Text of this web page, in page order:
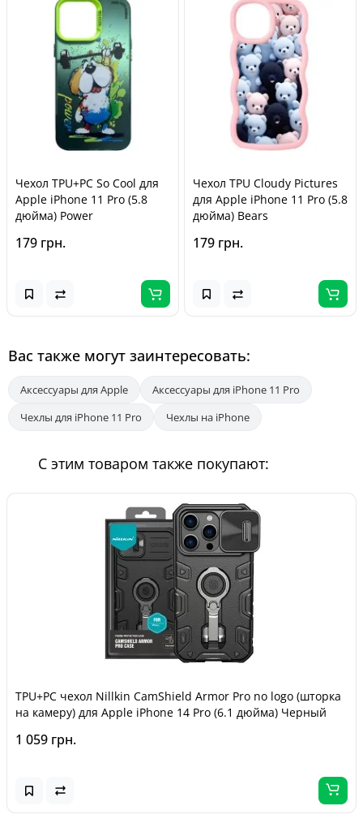
Чехол TPU+PC So Cool для
Apple iPhone 11 Pro (5.8
дюйма) Power
179 грн.
Чехол TPU Cloudy Pictures
для Apple iPhone 11 Pro (5.8
дюйма) Bears
179 грн.
Вас также могут заинтересовать:
Аксессуары для Apple
Аксессуары для iPhone 11 Pro
Чехлы для iPhone 11 Pro
Чехлы на iPhone
С этим товаром также покупают:
TPU+PC чехол Nillkin CamShield Armor Pro no logo (шторка
на камеру) для Apple iPhone 14 Pro (6.1 дюйма) Черный
1 059 грн.